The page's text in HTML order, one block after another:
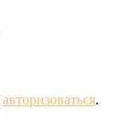
авторизоваться.